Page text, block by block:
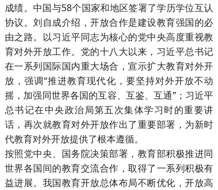
成绩。中国与58个国家和地区签署了学历学位互认
协议。刘自成介绍，开放合作是建设教育强国的必
由之路。以习近平同志为核心的党中央高度重视教
育对外开放工作。党的十八大以来，习近平总书记
在一系列国际国内重大场合，宣示扩大教育对外开
放，强调“推进教育现代化，要坚持对外开放不动
摇，加强同世界各国的互容、互鉴、互通”；习近平
总书记在中央政治局第五次集体学习时的重要讲
话，再次就教育对外开放作出了重要部署，为新时
代教育对外开放提供了根本遵循。
按照党中央、国务院决策部署，教育部积极推进同
世界各国间的教育交流合作，取得了一系列积极有
益进展。我国教育开放总体布局不断优化，开放高